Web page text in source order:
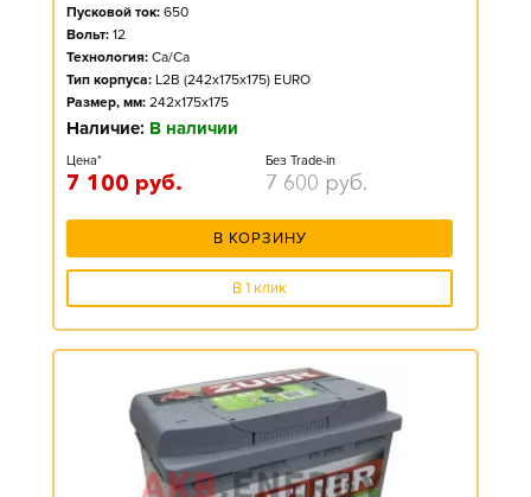
Пусковой ток: 650
Вольт: 12
Технология: Ca/Ca
Тип корпуса: L2B (242x175x175) EURO
Размер, мм: 242x175x175
Наличие: В наличии
Цена*
7 100 руб.
Без Trade-in
7 600 руб.
В КОРЗИНУ
В 1 клик